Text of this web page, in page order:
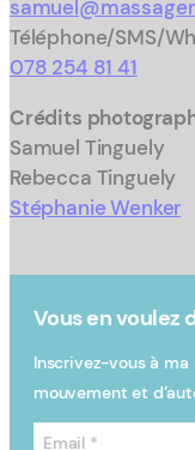
Téléphone/SMS/
078 254 81 41
Crédits
Samuel Tinguely
Rebecca Tinguely
Stéphanie Wenker
Vous en voulez
Inscrivez-vous à
mouvement et